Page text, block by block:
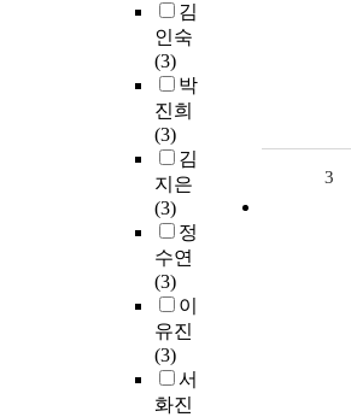
김
인숙
(3)
박
진희
(3)
김
지은
(3)
정
수연
(3)
이
유진
(3)
서
화진
3